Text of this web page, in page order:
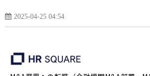
2025-04-25 04:54